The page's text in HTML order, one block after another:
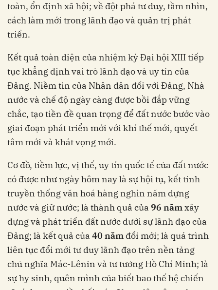
toàn, ổn định xã hội; về đột phá tư duy, tầm nhìn,
cách làm mới trong lãnh đạo và quản trị phát
triển.
Kết quả toàn diện của nhiệm kỳ Đại hội XIII tiếp
tục khẳng định vai trò lãnh đạo và uy tín của
Đảng. Niềm tin của Nhân dân đối với Đảng, Nhà
nước và chế độ ngày càng được bồi đắp vững
chắc, tạo tiền đề quan trọng để đất nước bước vào
giai đoạn phát triển mới với khí thế mới, quyết
tâm mới và khát vọng mới.
Cơ đồ, tiềm lực, vị thế, uy tín quốc tế của đất nước
có được như ngày hôm nay là sự hội tụ, kết tinh
truyền thống văn hoá hàng nghìn năm dựng
nước và giữ nước; là thành quả của 96 nămxây
dựng và phát triển đất nước dưới sự lãnh đạo của
Đảng; là kết quả của 40 năm đổi mới; là quá trình
liên tục đổi mới tư duy lãnh đạo trên nền tảng
chủ nghĩa Mác-Lênin và tư tưởng Hồ Chí Minh; là
sự hy sinh, quên mình của biết bao thế hệ chiến